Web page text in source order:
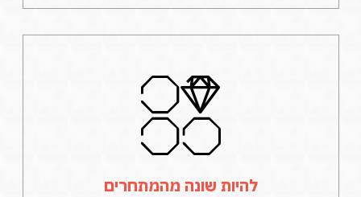
להיות שונה מהמתחרים